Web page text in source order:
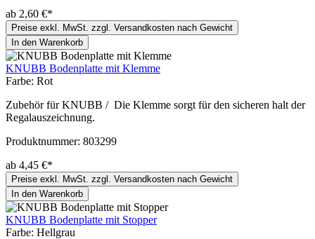
ab 2,60 €*
Preise exkl. MwSt. zzgl. Versandkosten nach Gewicht
In den Warenkorb
KNUBB Bodenplatte mit Klemme
Farbe: Rot
Zubehör für KNUBB / Die Klemme sorgt für den sicheren halt der
Regalauszeichnung.
Produktnummer: 803299
ab 4,45 €*
Preise exkl. MwSt. zzgl. Versandkosten nach Gewicht
In den Warenkorb
KNUBB Bodenplatte mit Stopper
Farbe: Hellgrau